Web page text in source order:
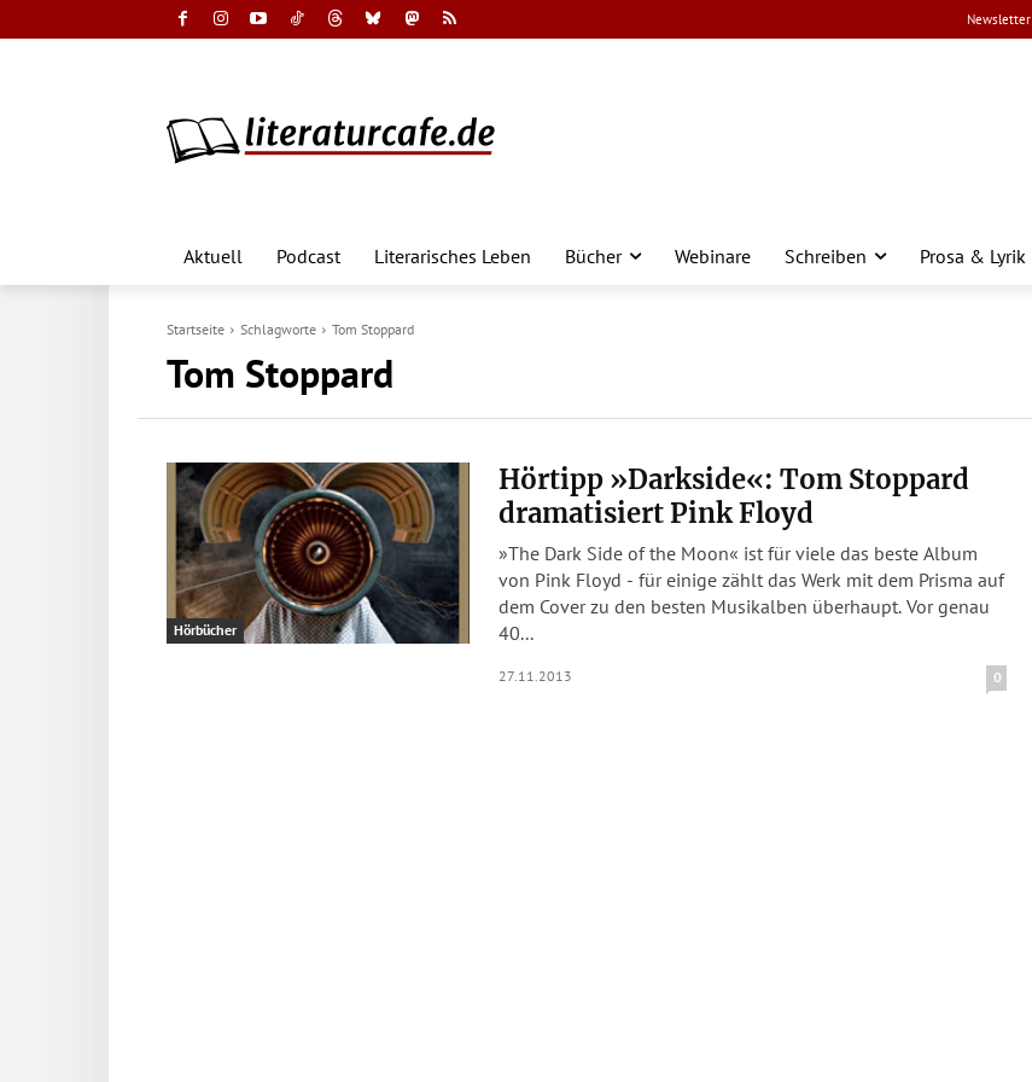
Newsletter
Aktuell Podcast Literarisches Leben Bücher Webinare Schreiben Prosa & Lyrik
Startseite Schlagworte Tom Stoppard
Tom Stoppard
Hörbücher
Hörtipp »Darkside«: Tom Stoppard
dramatisiert Pink Floyd
»The Dark Side of the Moon« ist für viele das beste Album
von Pink Floyd - für einige zählt das Werk mit dem Prisma auf
dem Cover zu den besten Musikalben überhaupt. Vor genau
40...
27.11.2013 0